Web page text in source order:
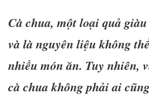
Cà chua, một loại quả
và là nguyên liệu không
nhiều món ăn. Tuy nhiên,
cà chua không phải ai